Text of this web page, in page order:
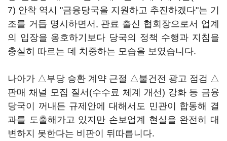
7) 안착 역시 "금융당국을 지원하고 추진하겠다"는 기
조를 거듭 명시하면서, 관료 출신 협회장으로서 업계
의 입장을 옹호하기보다 당국의 정책 수행과 지침을
충실히 따르는 데 치중하는 모습을 보였습니다.
나아가 △부당 승환 계약 근절 △불건전 광고 점검 △
판매 채널 모집 질서(수수료 체계 개선) 강화 등 금융
당국이 꺼내든 규제안에 대해서도 민관이 합동해 결
과를 도출해가고 있지만 손보업계 현실을 완전히 대
변하지 못한다는 비판이 뒤따릅니다.